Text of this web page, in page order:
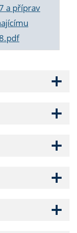
a příprav